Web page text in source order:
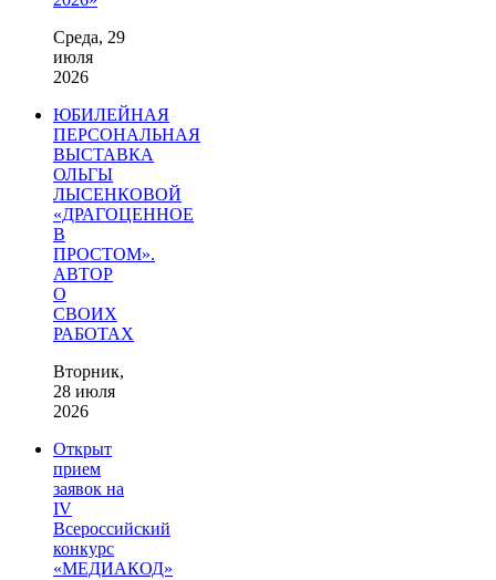
Среда, 29
июля
2026
ЮБИЛЕЙНАЯ
ПЕРСОНАЛЬНАЯ
ВЫСТАВКА
ОЛЬГЫ
ЛЫСЕНКОВОЙ
«ДРАГОЦЕННОЕ
В
ПРОСТОМ».
АВТОР
О
СВОИХ
РАБОТАХ
Вторник,
28 июля
2026
Открыт
прием
заявок на
IV
Всероссийский
конкурс
«МЕДИАКОД»